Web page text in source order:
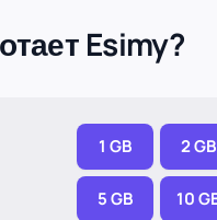
Esimy?
1 GB 2 GB
5 GB 10